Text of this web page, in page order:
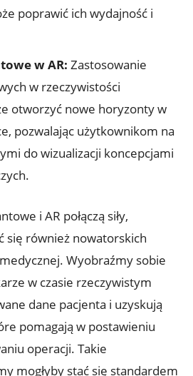
poprawić ich wydajność i
w AR: Zastosowanie
w rzeczywistości
otworzyć nowe horyzonty w
pozwalając użytkownikom na
do wizualizacji koncepcjami
i AR połączą siły,
się również nowatorskich
Wyobraźmy sobie
w czasie rzeczywistym
dane pacjenta i uzyskują
pomagają w postawieniu
operacji. Takie
mogłyby stać się standardem